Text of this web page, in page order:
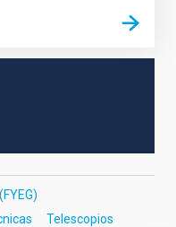
Telescopios